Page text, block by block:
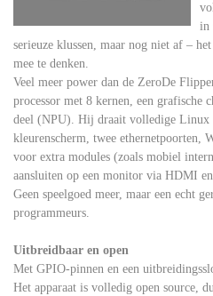
in
serieuze klussen, maar nog niet af –
mee te denken.
Veel meer power dan de ZeroDe
processor met 8 kernen, een grafische
deel (NPU). Hij draait volledige Linux
kleurenscherm, twee ethernetpoorten,
voor extra modules (zoals mobiel
aansluiten op een monitor via HDMI
Geen speelgoed meer, maar een echt
programmeurs.
Uitbreidbaar en open
Met GPIO-pinnen en een
Het apparaat is volledig open source,